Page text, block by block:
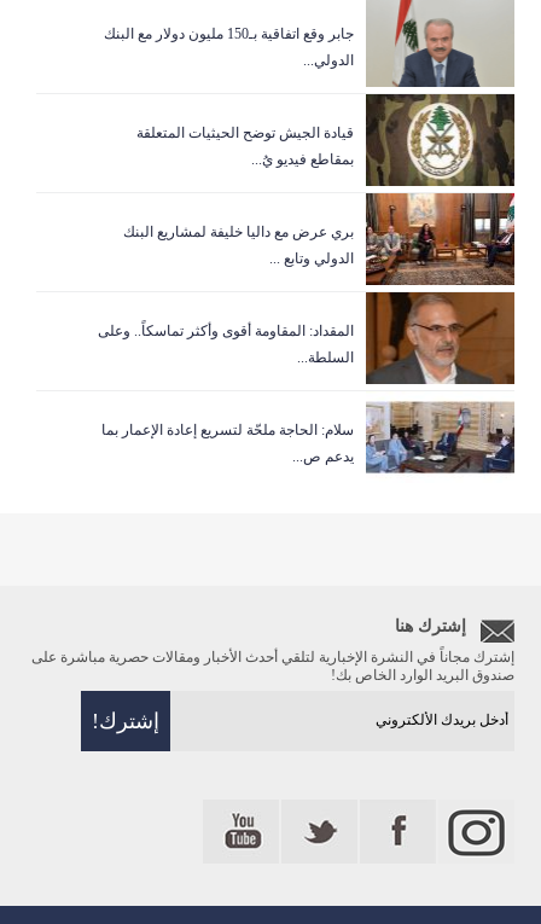
جابر وقع اتفاقية بـ150 مليون دولار مع البنك
الدولي...
قيادة الجيش توضح الحيثيات المتعلقة
بمقاطع فيديو يُ...
بري عرض مع داليا خليفة لمشاريع البنك
الدولي وتابع ...
المقداد: المقاومة أقوى وأكثر تماسكاً.. وعلى
السلطة...
سلام: الحاجة ملحّة لتسريع إعادة الإعمار بما
يدعم ص...
إشترك هنا
إشترك مجاناً في النشرة الإخبارية لتلقي أحدث الأخبار ومقالات حصرية مباشرة على
صندوق البريد الوارد الخاص بك!